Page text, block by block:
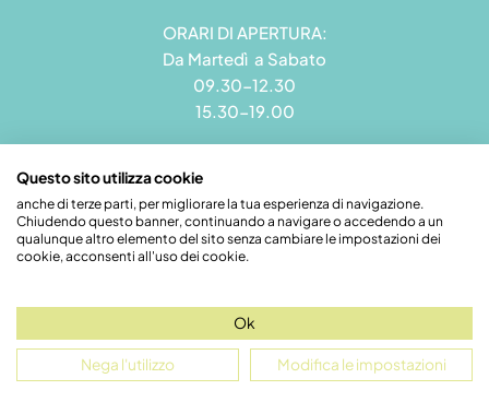
ORARI DI APERTURA:
Da Martedì a Sabato
09.30-12.30
15.30-19.00
Stupeficium di Carena Diego | Rea CN - 265823 | P.I.
09492550018 | Pec: grandamodel@pec.it
Questo sito utilizza cookie
anche di terze parti, per migliorare la tua esperienza di navigazione.
Chiudendo questo banner, continuando a navigare o accedendo a un
qualunque altro elemento del sito senza cambiare le impostazioni dei
cookie, acconsenti all'uso dei cookie.
Ok
Nega l'utilizzo Modifica le impostazioni